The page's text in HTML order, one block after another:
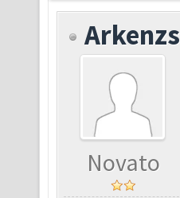
Arkenzs
Novato